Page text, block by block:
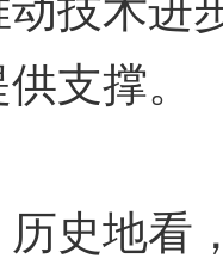
支撑。
地看